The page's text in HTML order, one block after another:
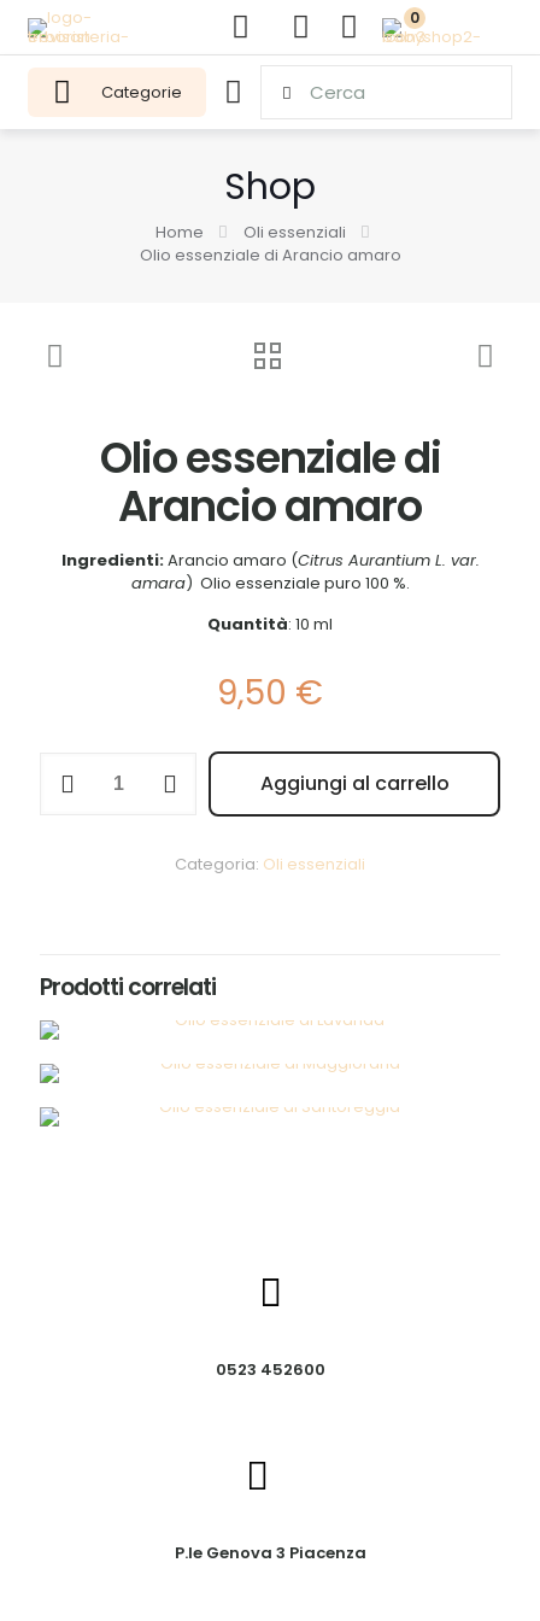
0
Categorie
Shop
Home
Oli essenziali
Olio essenziale di Arancio amaro
Olio essenziale di
Arancio amaro
Ingredienti:Arancio amaro (Citrus Aurantium L. var.
amara) Olio essenziale puro 100 %.
Quantità: 10 ml
9,50 €
essenziale
Aggiungi al carrello
Categoria: Oli essenziali
Prodotti correlati
0523 452600
P.le Genova 3 Piacenza